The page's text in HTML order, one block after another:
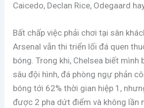
Caicedo, Declan Rice, Odegaard
Bất chấp việc phải chơi tại sân
Arsenal vẫn thi triển lối đá quen
bóng. Trong khi, Chelsea biết mình
sâu đội hình, đá phòng ngự phản
bóng tới 62% thời gian hiệp 1,
được 2 pha dứt điểm và không lần